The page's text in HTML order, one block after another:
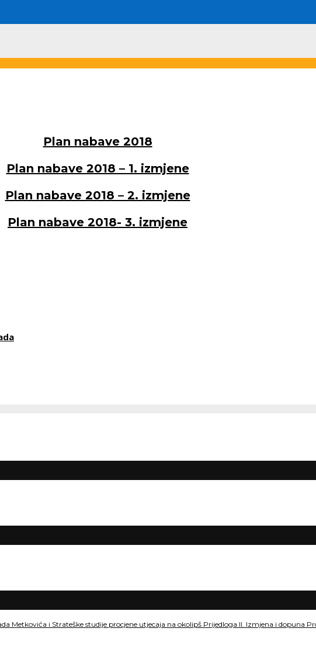
Plan nabave 2018
Plan nabave 2018 – 1. izmjene
Plan nabave 2018 – 2. izmjene
Plan nabave 2018- 3. izmjene
Metkovića i Strateške studije procjene utjecaja na okolipš Prijedloga II. Izmjena i dopuna